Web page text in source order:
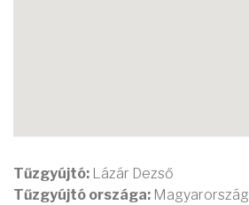
Tűzgyújtó: Lázár Dezső
Tűzgyújtó országa: Magyarország